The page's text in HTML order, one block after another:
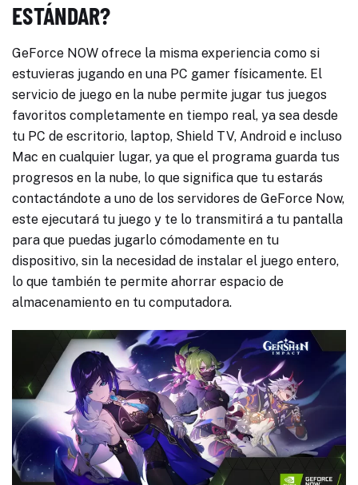
ESTÁNDAR?
GeForce NOW ofrece la misma experiencia como si
estuvieras jugando en una PC gamer físicamente. El
servicio de juego en la nube permite jugar tus juegos
favoritos completamente en tiempo real, ya sea desde
tu PC de escritorio, laptop, Shield TV, Android e incluso
Mac en cualquier lugar, ya que el programa guarda tus
progresos en la nube, lo que significa que tu estarás
contactándote a uno de los servidores de GeForce Now,
este ejecutará tu juego y te lo transmitirá a tu pantalla
para que puedas jugarlo cómodamente en tu
dispositivo, sin la necesidad de instalar el juego entero,
lo que también te permite ahorrar espacio de
almacenamiento en tu computadora.